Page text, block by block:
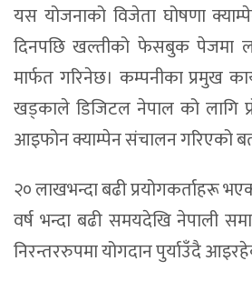
यस योजनाको विजेता घोषणा
दिनपछि खल्तीको फेसबुक पेजमा
मार्फत गरिनेछ। कम्पनीका प्रमुख
खड्काले डिजिटल नेपाल को लागि
आइफोन क्याम्पेन संचालन गरिएको
२० लाखभन्दा बढी प्रयोगकर्ताहरू
वर्ष भन्दा बढी समयदेखि नेपाली
निरन्तररुपमा योगदान पुर्याउँदै